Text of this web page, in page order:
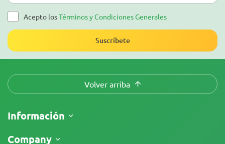
Acepto losTérminos y Condiciones Generales
Suscríbete
Volver arriba
Información
Envíos
Company